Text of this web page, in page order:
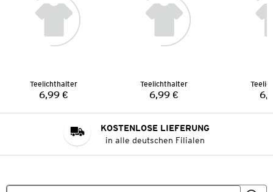
Teelichthalter
Preis:
6,99 €
Teelichthalter
Preis:
6,99 €
KOSTENLOSE LIEFERUNG
in alle deutschen Filialen